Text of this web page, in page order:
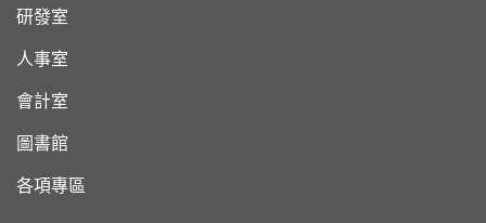
研發室
人事室
會計室
圖書館
各項專區